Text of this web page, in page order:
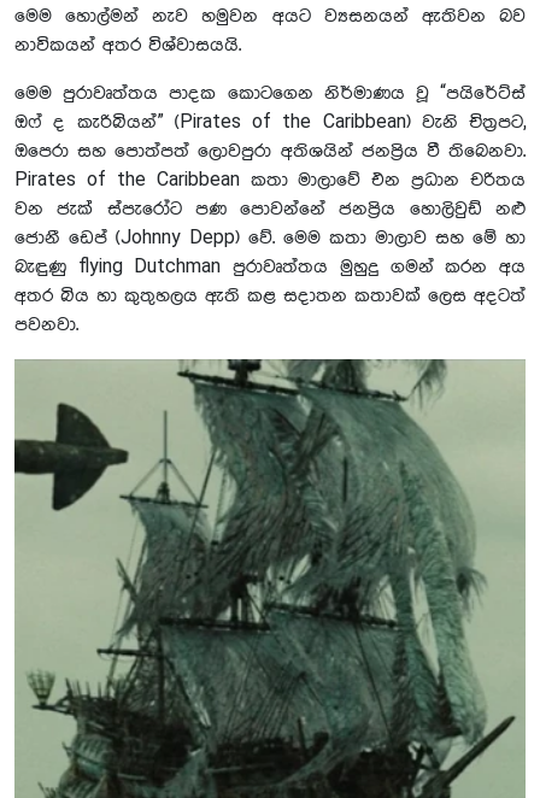
මෙම හොල්මන් නැව හමුවන අයට ව්‍යසනයන් ඇතිවන බව
නාවිකයන් අතර විශ්වාසයයි.
මෙම පුරාවෘත්තය පාදක කොටගෙන නිර්මාණය වූ “පයිරේට්ස්
ඔෆ් ද කැරිබියන්” (Pirates of the Caribbean) වැනි චිත්‍රපට,
ඔපෙරා සහ පොත්පත් ලොවපුරා අතිශයින් ජනප්‍රිය වී තිබෙනවා.
Pirates of the Caribbean කතා මාලාවේ එන ප්‍රධාන චරිතය
වන ජැක් ස්පැරෝට පණ පොවන්නේ ජනප්‍රිය හොලිවුඩ් නළු
ජොනී ඩෙප් (Johnny Depp) වේ. මෙම කතා මාලාව සහ මේ හා
බැඳුණු flying Dutchman පුරාවෘත්තය මුහුදු ගමන් කරන අය
අතර බිය හා කුතුහලය ඇති කළ සදාතන කතාවක් ලෙස අදටත්
පවනවා.